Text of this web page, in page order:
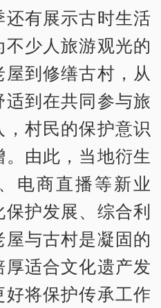
有展示古时生活
少人旅游观光的
到修缮古村，从
到在共同参与旅
村民的保护意识
由此，当地衍生
电商直播等新业
护发展、综合利
与古村是凝固的
适合文化遗产发
将保护传承工作